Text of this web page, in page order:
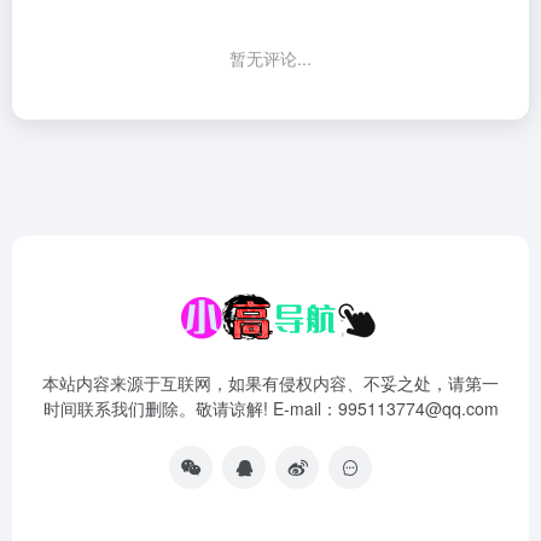
暂无评论...
本站内容来源于互联网，如果有侵权内容、不妥之处，请第一
时间联系我们删除。敬请谅解! E-mail：995113774@qq.com